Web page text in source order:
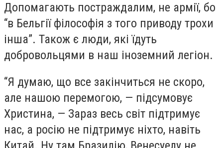
Допомагають постраждалим, не армії, бо
“в Бельгії філософія з того приводу трохи
інша”. Також є люди, які їдуть
добровольцями в наш іноземний легіон.
“Я думаю, що все закінчиться не скоро,
але нашою перемогою, — підсумовує
Христина, — Зараз весь світ підтримує
нас, а росію не підтримує ніхто, навіть